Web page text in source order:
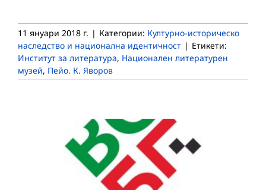
11 януари 2018 г. | Категории: Културно-историческо
наследство и национална идентичност | Етикети:
Институт за литература, Национален литературен
музей, Пейо. К. Яворов